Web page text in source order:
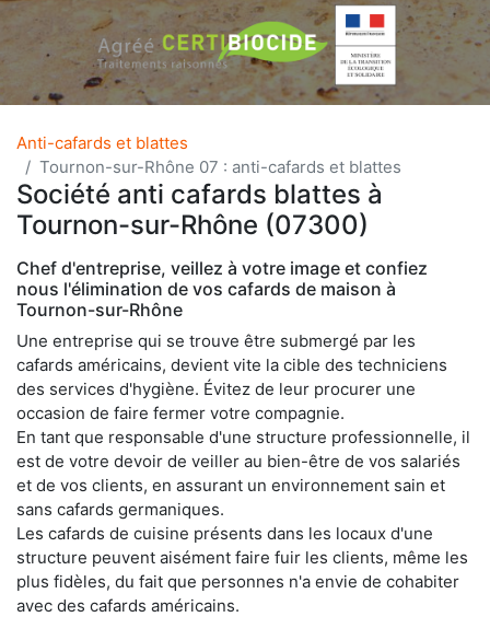
Anti-cafards et blattes
Tournon-sur-Rhône 07 : anti-cafards et blattes
Société anti cafards blattes à
Tournon-sur-Rhône (07300)
Chef d'entreprise, veillez à votre image et confiez
nous l'élimination de vos cafards de maison à
Tournon-sur-Rhône
Une entreprise qui se trouve être submergé par les
cafards américains, devient vite la cible des techniciens
des services d'hygiène. Évitez de leur procurer une
occasion de faire fermer votre compagnie.
En tant que responsable d'une structure professionnelle, il
est de votre devoir de veiller au bien-être de vos salariés
et de vos clients, en assurant un environnement sain et
sans cafards germaniques.
Les cafards de cuisine présents dans les locaux d'une
structure peuvent aisément faire fuir les clients, même les
plus fidèles, du fait que personnes n'a envie de cohabiter
avec des cafards américains.